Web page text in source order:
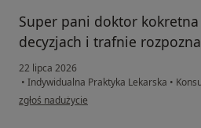
Super pani doktor
decyzjach i trafnie
22 lipca 2026
• Indywidualna Praktyka Lekarska •
w opinii użytkownika Wladyslaw
zgłoś nadużycie